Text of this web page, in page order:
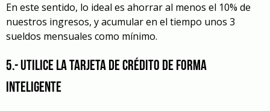
En este sentido, lo ideal es ahorrar al menos el 10% de
nuestros ingresos, y acumular en el tiempo unos 3
sueldos mensuales como mínimo.
5.- Utilice la tarjeta de crédito de forma
inteligente